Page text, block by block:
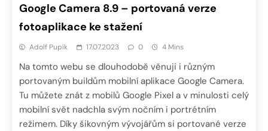
Google Camera 8.9 – portovaná verze
fotoaplikace ke stažení
Adolf Pupík 17.07.2023 0 4 Mins
Na tomto webu se dlouhodobě věnuji i různým
portovaným buildům mobilní aplikace Google Camera.
Tu můžete znát z mobilů Google Pixel a v minulosti celý
mobilní svět nadchla svým nočním i portrétním
režimem. Díky šikovným vývojářům si portované verze